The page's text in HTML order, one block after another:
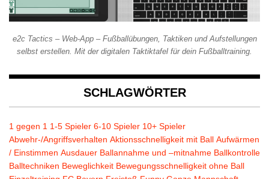
e2c Tactics – Web-App – Fußballübungen, Taktiken und Aufstellungen
selbst erstellen. Mit der digitalen Taktiktafel für dein Fußballtraining.
SCHLAGWÖRTER
1 gegen 1 1-5 Spieler 6-10 Spieler 10+ Spieler
Abwehr-/Angriffsverhalten Aktionsschnelligkeit mit Ball Aufwärmen
/ Einstimmen Ausdauer Ballannahme und –mitnahme Ballkontrolle
Balltechniken Beweglichkeit Bewegungsschnelligkeit ohne Ball